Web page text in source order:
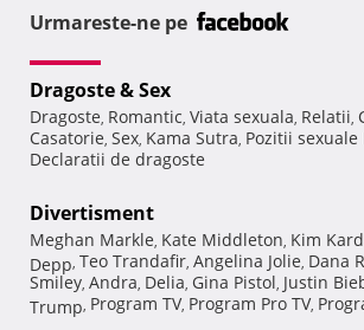
Urmareste-ne pe
Dragoste & Sex
Dragoste, Romantic, Viata sexuala, Relatii,
Casatorie, Sex, Kama Sutra, Pozitii
Declaratii de dragoste
Divertisment
Meghan Markle, Kate Middleton, Kim
Depp, Teo Trandafir, Angelina Jolie, Dana
Smiley, Andra, Delia, Gina Pistol, Justin
Trump, Program TV, Program Pro TV,